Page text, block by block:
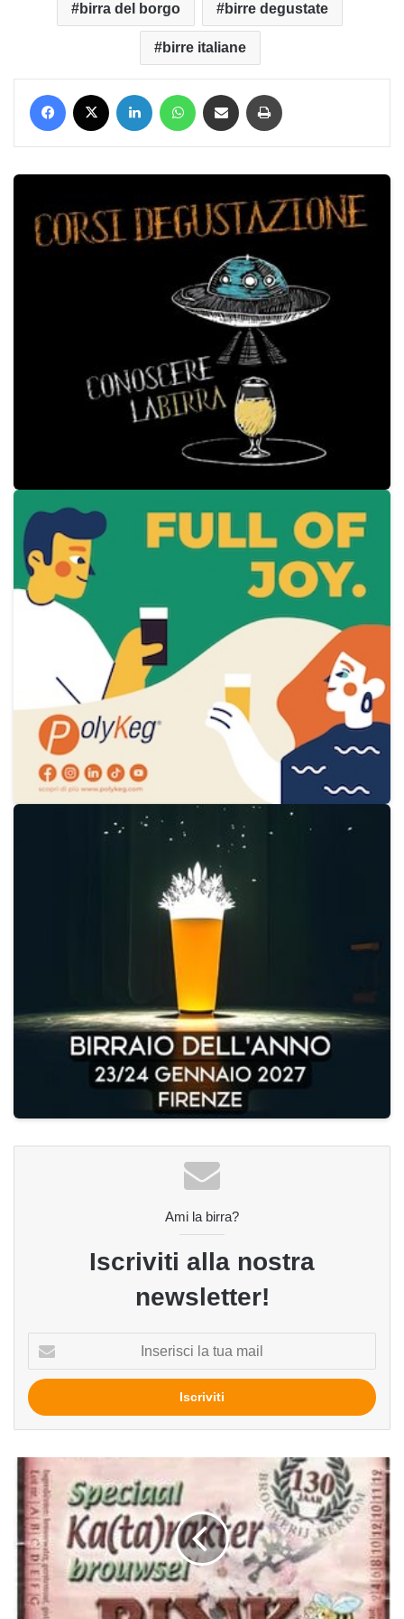
birra del borgo birre degustate
birre italiane
Facebook LinkedIn WhatsApp Condividi via mail
Ami la birra?
Iscriviti alla nostra
newsletter!
tua
mail
Bloesem
Ka(ta)rakter
del
birrificio
Kerkom